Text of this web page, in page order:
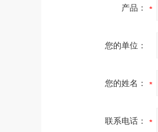
产品：
您的单位：
您的姓名：
联系电话：